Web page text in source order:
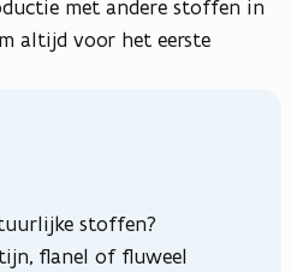
met andere stoffen in
altijd voor het eerste
stoffen?
flanel of fluweel